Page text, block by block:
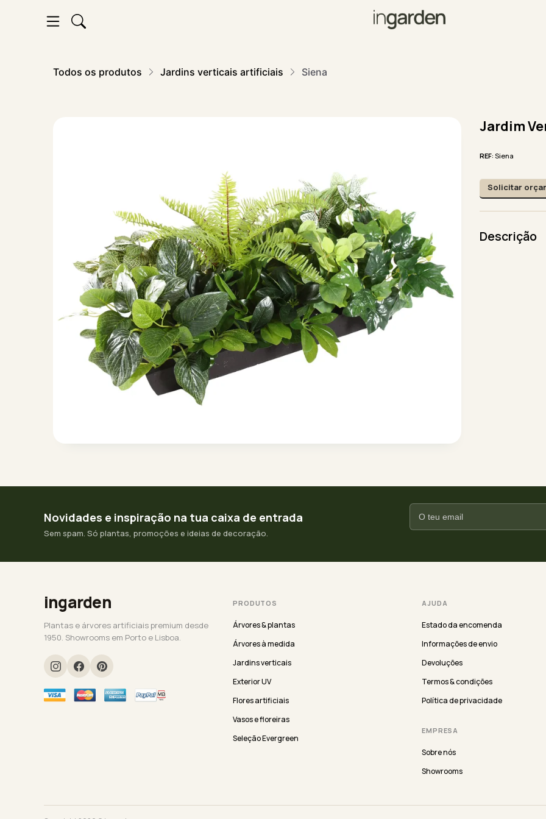
Todos os produtos Jardins verticais artificiais Siena
Jardim
REF: Siena
Solicitar
Descrição
Novidades e inspiração na tua caixa de entrada
Sem spam. Só plantas, promoções e ideias de decoração.
ingarden
Plantas e árvores artificiais premium desde
1950. Showrooms em Porto e Lisboa.
PRODUTOS
Árvores & plantas
Árvores à medida
Jardins verticais
Exterior UV
Flores artificiais
Vasos e floreiras
Seleção Evergreen
AJUDA
Estado da encomenda
Informações de envio
Devoluções
Termos & condições
Política de privacidade
EMPRESA
Sobre nós
Showrooms